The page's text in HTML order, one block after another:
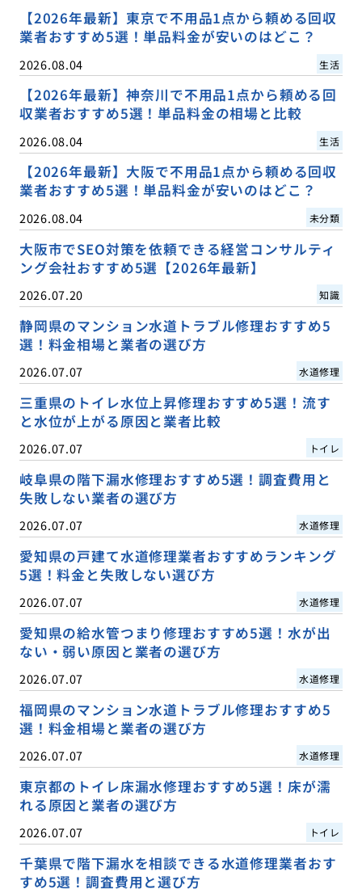
【2026年最新】東京で不用品1点から頼める回収
業者おすすめ5選！単品料金が安いのはどこ？
2026.08.04 生活
【2026年最新】神奈川で不用品1点から頼める回
収業者おすすめ5選！単品料金の相場と比較
2026.08.04 生活
【2026年最新】大阪で不用品1点から頼める回収
業者おすすめ5選！単品料金が安いのはどこ？
2026.08.04 未分類
大阪市でSEO対策を依頼できる経営コンサルティ
ング会社おすすめ5選【2026年最新】
2026.07.20 知識
静岡県のマンション水道トラブル修理おすすめ5
選！料金相場と業者の選び方
2026.07.07 水道修理
三重県のトイレ水位上昇修理おすすめ5選！流す
と水位が上がる原因と業者比較
2026.07.07 トイレ
岐阜県の階下漏水修理おすすめ5選！調査費用と
失敗しない業者の選び方
2026.07.07 水道修理
愛知県の戸建て水道修理業者おすすめランキング
5選！料金と失敗しない選び方
2026.07.07 水道修理
愛知県の給水管つまり修理おすすめ5選！水が出
ない・弱い原因と業者の選び方
2026.07.07 水道修理
福岡県のマンション水道トラブル修理おすすめ5
選！料金相場と業者の選び方
2026.07.07 水道修理
東京都のトイレ床漏水修理おすすめ5選！床が濡
れる原因と業者の選び方
2026.07.07 トイレ
千葉県で階下漏水を相談できる水道修理業者おす
すめ5選！調査費用と選び方